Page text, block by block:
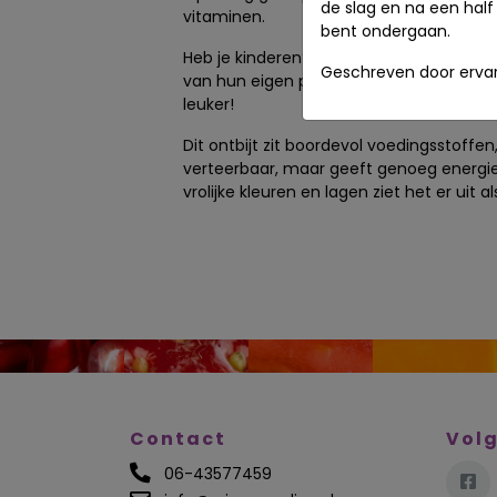
vitaminen.
Heb je kinderen? Als je tijd hebt kan je
van hun eigen parfait. Dit maakt het
leuker!
Dit ontbijt zit boordevol
verteerbaar, maar geeft genoeg
vrolijke kleuren en lagen ziet het er uit
Contact
06-43577459
de slag en na een
bent ondergaan.
Geschreven door